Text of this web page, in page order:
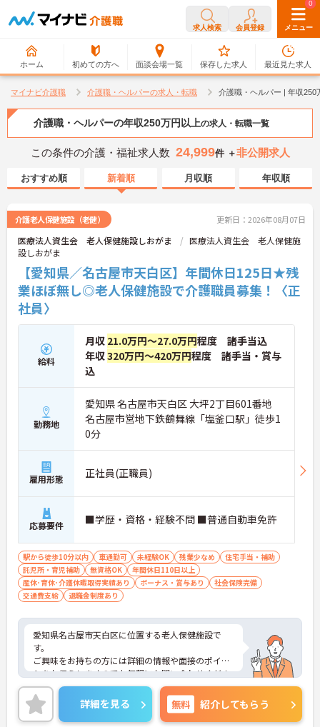
求人検索 会員登録 メニュー
ホーム 初めての方へ 面談会場一覧
0
保存した求人
0
最近見た求人
マイナビ介護職 介護職・ヘルパーの求人・転職 介護職・ヘルパー | 年収250
介護職・ヘルパーの年収250万円以上の求人・転職一覧
この条件の介護・福祉求人数 24,999件 ＋非公開求人
おすすめ順 新着順 月収順 年収順
介護老人保健施設（老健） 更新日：2026年08月07日
医療法人資生会 老人保健施設しおがま
医療法人資生会 老人保健施
設しおがま
【愛知県／名古屋市天白区】年間休日125日★残
業ほぼ無し◎老人保健施設で介護職員募集！〈正
社員〉
給料
月収 21.0万円～27.0万円程度 諸手当込
年収320万円～420万円程度 諸手当・賞与
込
勤務地
愛知県 名古屋市天白区 大坪2丁目601番地
名古屋市営地下鉄鶴舞線「塩釜口駅」徒歩1
0分
雇用形態 正社員(正職員)
応募要件 ■学歴・資格・経験不問 ■普通自動車免許
駅から徒歩10分以内 車通勤可 未経験OK 残業少なめ
住宅手当・補助
託児所・育児補助
無資格OK
年間休日110日以上
産休･育休･介護休暇取得実績あり
ボーナス・賞与あり
社会保険完備
交通費支給
退職金制度あり
愛知県名古屋市天白区に位置する老人保健施設で
す。
ご興味をお持ちの方には詳細の情報や面接のポイン
トをお伝えしますのでお気軽にお問い合わせくださ
いませ。
詳細を見る 無料 紹介してもらう